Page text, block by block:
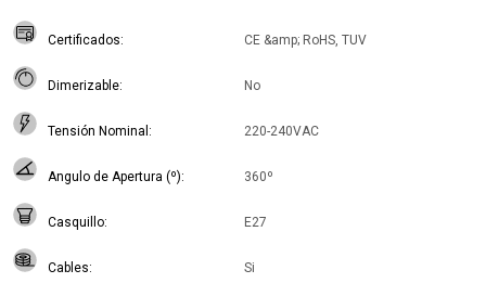
Certificados CE &amp; RoHS, TUV
Dimerizable No
Tensión Nominal 220-240VAC
Angulo de Apertura (º) 360º
Casquillo E27
Cables Si